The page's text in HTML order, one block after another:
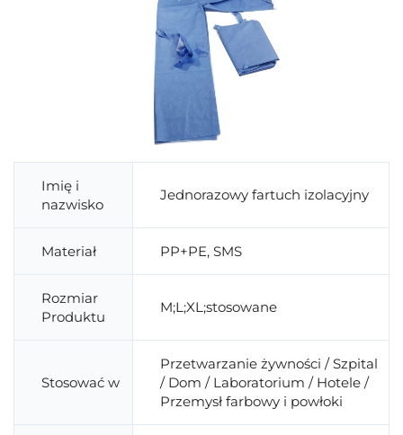
Imię i
nazwisko
Jednorazowy fartuch izolacyjny
Materiał PP+PE, SMS
Rozmiar
Produktu
M;L;XL;stosowane
Stosować w
Przetwarzanie żywności / Szpital
/ Dom / Laboratorium / Hotele /
Przemysł farbowy i powłoki